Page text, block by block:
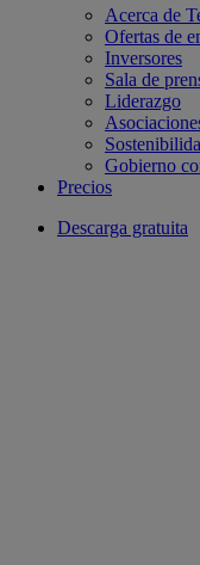
Acerca de
Ofertas de
Inversores
Sala de
Liderazgo
Gobierno
Precios
Descarga gratuita